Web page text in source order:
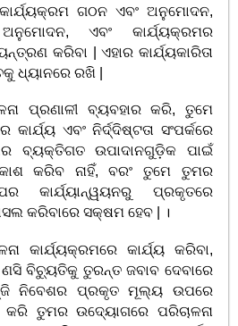
ଗଠନ ଏବଂ ଅନୁମୋଦନ,
ଏବଂ କାର୍ଯ୍ୟକ୍ରମର
କରିବା | ଏହାର କାର୍ଯ୍ୟକାରିତା
ଧ୍ୟାନରେ ରଖି |
ପ୍ରଣାଳୀ ବ୍ୟବହାର କରି, ତୁମେ
ଏବଂ ନିର୍ଦ୍ଦିଷ୍ଟତା ସଂପର୍କରେ
ବ୍ୟକ୍ତିଗତ ଉପାଦାନଗୁଡ଼ିକ ପାଇଁ
କରିବ ନାହିଁ, ବରଂ ତୁମେ ତୁମର
କାର୍ଯ୍ୟାନ୍ୱୟନରୁ ପ୍ରକୃତରେ
କରିବାରେ ସକ୍ଷମ ହେବ | ।
କାର୍ଯ୍ୟକ୍ରମରେ କାର୍ଯ୍ୟ କରିବା,
ବିଚ୍ୟୁତିକୁ ତୁରନ୍ତ ଜବାବ ଦେବାରେ
ନିବେଶର ପ୍ରକୃତ ମୂଲ୍ୟ ଉପରେ
ତୁମର ଉଦ୍ୟୋଗରେ ପରିଚାଳନା